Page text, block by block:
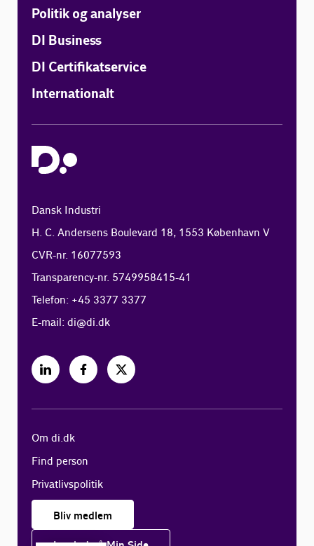
Politik og analyser
DI Business
DI Certifikatservice
Internationalt
Dansk Industri
H. C. Andersens Boulevard 18, 1553 København V
CVR-nr. 16077593
Transparency-nr. 5749958415-41
Telefon: +45 3377 3377
E-mail:di@di.dk
Om di.dk
Find person
Privatlivspolitik
Bliv medlem